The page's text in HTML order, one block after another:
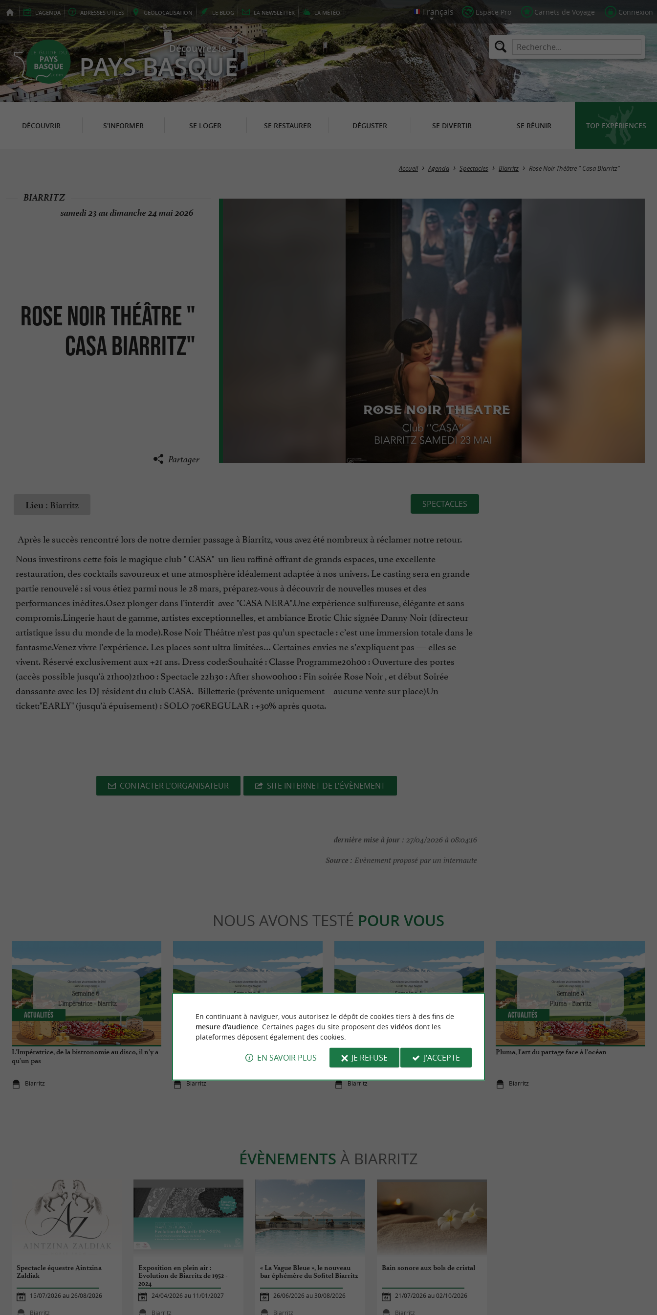
L'AGENDA ADRESSES UTILES GEOLOCALISATION LE BLOG LA NEWSLETTER LA MÉTÉO Espace Pro Carnets de Voyage Connexion
Découvrez le
PAYS BASQUE
DÉCOUVRIR S'INFORMER SE LOGER SE RESTAURER DÉGUSTER SE DIVERTIR SE RÉUNIR TOP EXPÉRIENCES
Accueil Agenda Spectacles Biarritz Rose Noir Théâtre " Casa Biarritz"
Rose Noir Théâtre "
Casa Biarritz"
BIARRITZ
samedi 23 au dimanche 24 mai 2026
Partager
Lieu : Biarritz SPECTACLES
Après le succès rencontré lors de notre dernier passage à Biarritz, vous avez été nombreux à réclamer notre retour.
Nous investirons cette fois le magique club " CASA" un lieu raffiné offrant de grands espaces, une excellente
restauration, des cocktails savoureux et une atmosphère idéalement adaptée à nos univers. Le casting sera en grande
partie renouvelé : si vous étiez parmi nous le 28 mars, préparez-vous à découvrir de nouvelles muses et des
performances inédites.Osez plonger dans l’interdit avec "CASA NERA".Une expérience sulfureuse, élégante et sans
compromis.Lingerie haut de gamme, artistes exceptionnelles, et ambiance Erotic Chic signée Danny Noir (directeur
artistique issu du monde de la mode).Rose Noir Théâtre n’est pas qu’un spectacle : c’est une immersion totale dans le
fantasme.Venez vivre l’expérience. Les places sont ultra limitées… Certaines envies ne s’expliquent pas — elles se
vivent. Réservé exclusivement aux +21 ans. Dress code:Souhaité : Classe Programme20h00 : Ouverture des portes
(accès possible jusqu’à 21h00)21h00 : Spectacle 22h30 : After show00h00 : Fin soirée Rose Noir , et début Soirée
danssante avec les DJ résident du club CASA. Billetterie (prévente uniquement – aucune vente sur place)Un
ticket:"EARLY" (jusqu’à épuisement) : SOLO 70€REGULAR : +30% après quota.
CONTACTER L'ORGANISATEUR SITE INTERNET DE L'ÉVÈNEMENT
dernière mise à jour : 27/04/2026 à 08:04:16
Source : Evènement proposé par un internaute
NOUS AVONS TESTÉ POUR VOUS
L'Impératrice, de la bistronomie au disco, il n'y a
qu'un pas
Biarritz
Actualités
Chéri Bibi, le bar à vins de quartier qu'on
Biarritz
Actualités
Biarritz
Actualités
Pluma, l'art du partage face à l'océan
Biarritz
Actualités
ÉVÈNEMENTS À BIARRITZ
Spectacle équestre Aintzina
Zaldiak
15/07/2026 au 26/08/2026
Biarritz
Exposition en plein air :
Evolution de Biarritz de 1952 -
2024
24/04/2026 au 11/01/2027
Biarritz
« La Vague Bleue », le nouveau
bar éphémère du Sofitel Biarritz
26/06/2026 au 30/08/2026
Biarritz
Bain sonore aux bols de cristal
21/07/2026 au 02/10/2026
Biarritz
En continuant à naviguer, vous autorisez le dépôt de cookies tiers à des fins de
mesure d'audience. Certaines pages du site proposent des vidéosdont les
plateformes déposent également des cookies.
EN SAVOIR PLUS JE REFUSE J'ACCEPTE